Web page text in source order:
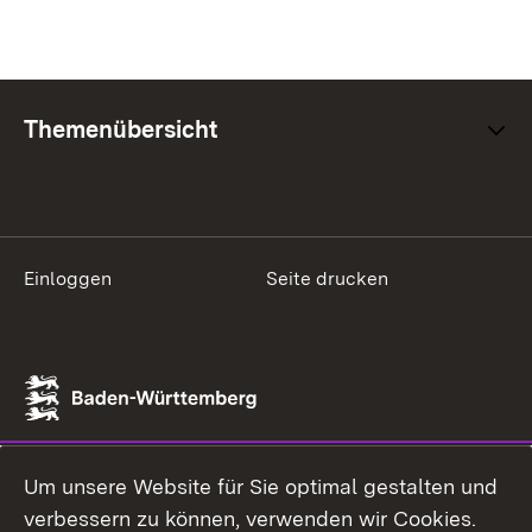
Themenübersicht
Einloggen Seite drucken
Um unsere Website für Sie optimal gestalten und
verbessern zu können, verwenden wir Cookies.